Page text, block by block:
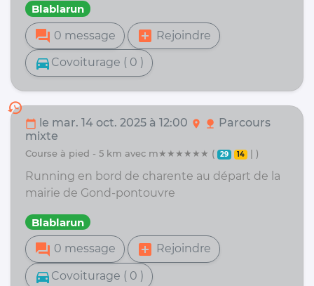
Blablarun
forum 0 message add_box Rejoindre
directions_car Covoiturage ( 0 )
history
calendar_today le mar. 14 oct. 2025 à 12:00 location_on nature
Parcours
mixte
course à pied - 5 km avec m★★★★★★ ( 29 14 | )
Running en bord de charente au départ de la
mairie de Gond-pontouvre
Blablarun
forum 0 message add_box Rejoindre
directions_car Covoiturage ( 0 )